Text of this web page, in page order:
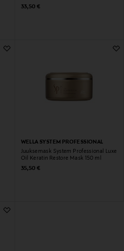
Original Price
33,50 €
WELLA SYSTEM PROFESSIONAL
Juuksemask System Professional Luxe
Oil Keratin Restore Mask 150 ml
Original Price
35,50 €